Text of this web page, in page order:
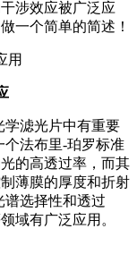
涉效应被广泛应
一个简单的简述！
学滤光片中有重要
个法布里-珀罗标准
的高透过率，而其
薄膜的厚度和折射
谱选择性和透过
域有广泛应用。